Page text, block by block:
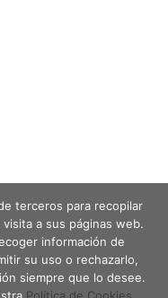
terceros para recopilar
a sus páginas web.
información de
su uso o rechazarlo,
siempre que lo desee.